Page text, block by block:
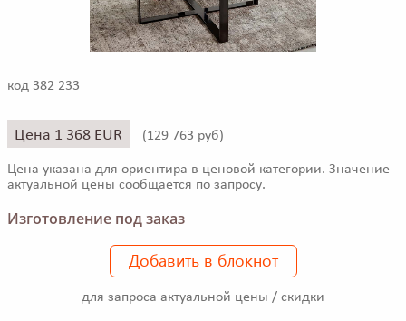
код 382 233
Цена 1 368 EUR (129 763 руб)
Цена указана для ориентира в ценовой категории. Значение
актуальной цены сообщается по запросу.
Изготовление под заказ
Добавить в блокнот
для запроса актуальной цены / скидки